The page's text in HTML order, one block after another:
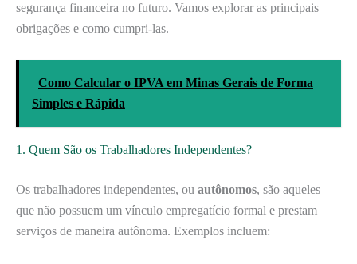
segurança financeira no futuro. Vamos explorar as principais
obrigações e como cumpri-las.
Como Calcular o IPVA em Minas Gerais de Forma
Simples e Rápida
1. Quem São os Trabalhadores Independentes?
Os trabalhadores independentes, ou autônomos, são aqueles
que não possuem um vínculo empregatício formal e prestam
serviços de maneira autônoma. Exemplos incluem: